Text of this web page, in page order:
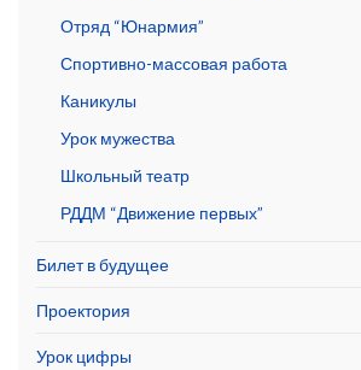
Отряд “Юнармия”
Спортивно-массовая работа
Каникулы
Урок мужества
Школьный театр
РДДМ “Движение первых”
Билет в будущее
Проектория
Урок цифры